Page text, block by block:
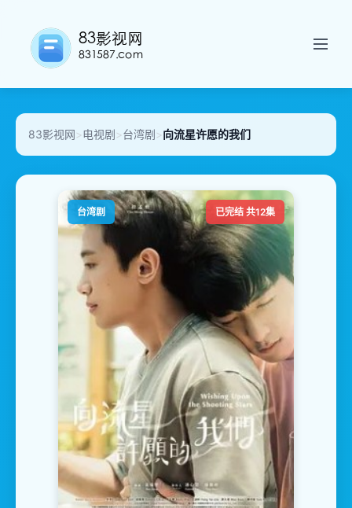
83影视网>电视剧>台湾剧>向流星许愿的我们
台湾剧 已完结 共12集